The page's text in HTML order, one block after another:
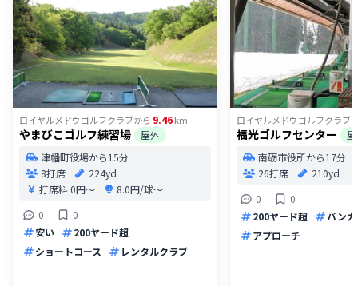
ロイヤルメドウゴルフクラブから 9.46km
やまびこゴルフ練習場
屋外
津幡町役場から15分
8打席
224yd
打席料0円〜
8.0円/球〜
0
0
安い
200ヤード超
ショートコース
レンタルクラブ
ロイヤルメドウゴルフクラブ
福光ゴルフセンター
南砺市役所から17分
26打席
210yd
0
0
200ヤード超
バン
アプローチ